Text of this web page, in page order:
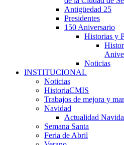
Antigüedad 25
Presidentes
150 Aniversario
Historias y
Noticias
INSTITUCIONAL
Noticias
HistoriaCMIS
Trabajos de mejora y
Navidad
Actualidad
Semana Santa
Feria de Abril